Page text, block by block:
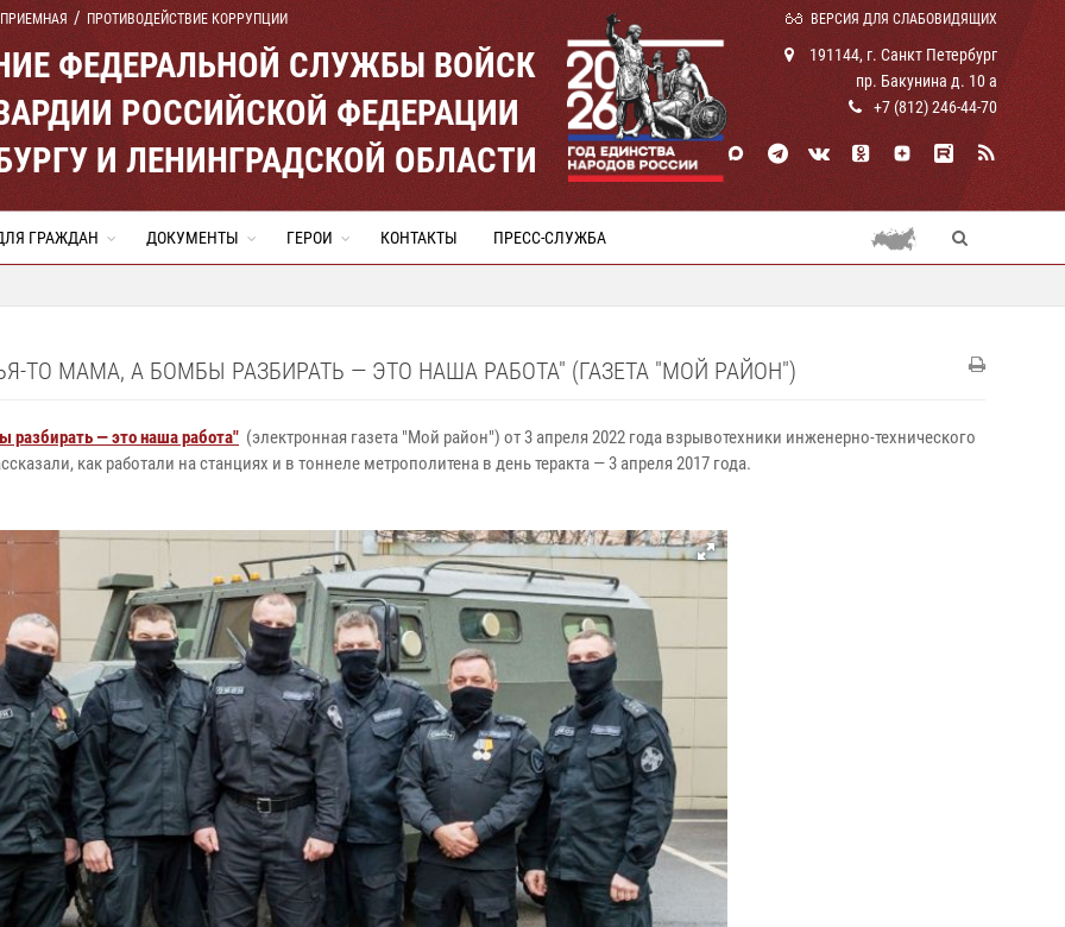
ПРОТИВОДЕЙСТВИЕ КОРРУПЦИИ ВЕРСИЯ ДЛЯ СЛАБОВИДЯЩИХ
ФЕДЕРАЛЬНОЙ СЛУЖБЫ ВОЙСК
РОССИЙСКОЙ ФЕДЕРАЦИИ
И ЛЕНИНГРАДСКОЙ ОБЛАСТИ
191144, г. Санкт Петербург
пр. Бакунина д. 10 а
+7 (812) 246-44-70
ГРАЖДАН ДОКУМЕНТЫ ГЕРОИ КОНТАКТЫ ПРЕСС-СЛУЖБА
ТО МАМА, А БОМБЫ РАЗБИРАТЬ — ЭТО НАША РАБОТА" (ГАЗЕТА "МОЙ РАЙОН")
разбирать — это наша работа" (электронная газета "Мой район") от 3 апреля 2022 года взрывотехники инженерно-технического
как работали на станциях и в тоннеле метрополитена в день теракта — 3 апреля 2017 года.